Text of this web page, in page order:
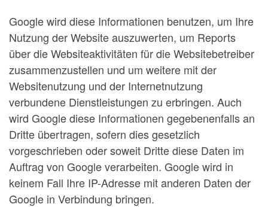
Google wird diese Informationen benutzen, um Ihre
Nutzung der Website auszuwerten, um Reports
über die Websiteaktivitäten für die Websitebetreiber
zusammenzustellen und um weitere mit der
Websitenutzung und der Internetnutzung
verbundene Dienstleistungen zu erbringen. Auch
wird Google diese Informationen gegebenenfalls an
Dritte übertragen, sofern dies gesetzlich
vorgeschrieben oder soweit Dritte diese Daten im
Auftrag von Google verarbeiten. Google wird in
keinem Fall Ihre IP-Adresse mit anderen Daten der
Google in Verbindung bringen.